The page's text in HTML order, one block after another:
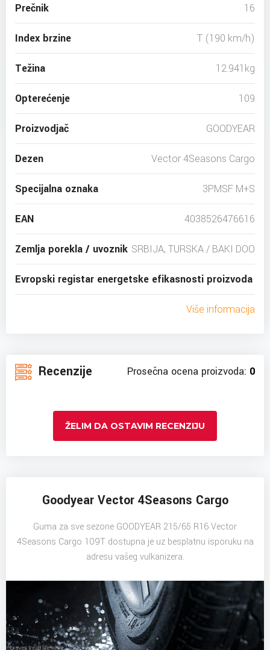
Prečnik 16
Index brzine T (190 km/h)
Težina 12.941kg
Opterećenje 109
Proizvodjač GOODYEAR
Dezen Vector 4Seasons Cargo
Specijalna oznaka 3PMSF M+S
EAN 4038526476616
Zemlja porekla / uvoznik SRBIJA, TURSKA / BAKI DOO
Evropski registar energetske efikasnosti proizvoda
Više informacija
Recenzije Prosečna ocena proizvoda: 0
ŽELIM DA OSTAVIM RECENZIJU
Goodyear Vector 4Seasons Cargo
Guma za sve sezone GOODYEAR 215/65 R16 Vector
4Seasons Cargo 109T dostupna je uz besplatnu isporuku na
adresu vašeg vulkanizera.